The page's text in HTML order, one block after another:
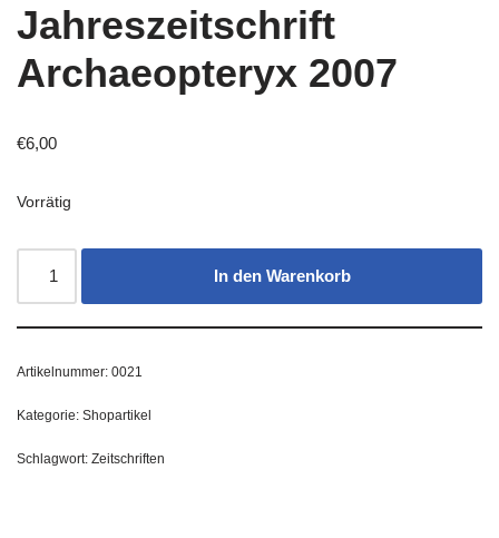
Jahreszeitschrift
Archaeopteryx 2007
€6,00
Vorrätig
In den Warenkorb
Artikelnummer: 0021
Kategorie: Shopartikel
Schlagwort: Zeitschriften